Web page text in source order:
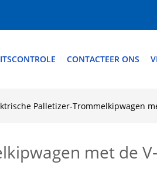
CONTACTEER ONS
Palletizer-Trommelkipwagen
met de